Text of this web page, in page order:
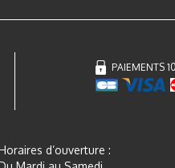
PAIEMENTS
d’ouverture :